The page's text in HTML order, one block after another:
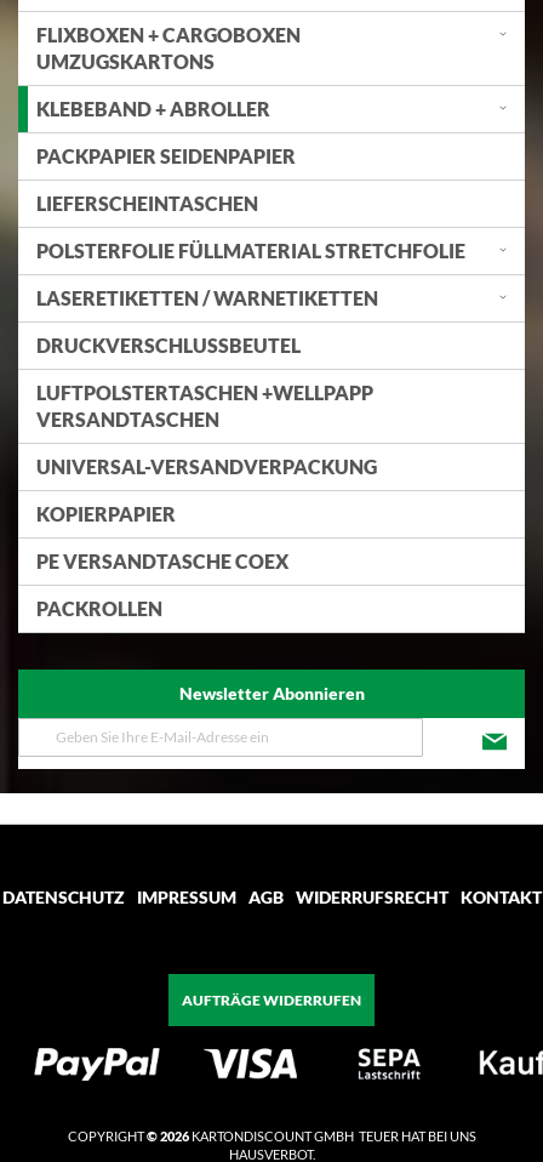
FLIXBOXEN + CARGOBOXEN
UMZUGSKARTONS
KLEBEBAND + ABROLLER
PACKPAPIER SEIDENPAPIER
LIEFERSCHEINTASCHEN
POLSTERFOLIE FÜLLMATERIAL STRETCHFOLIE
LASERETIKETTEN / WARNETIKETTEN
DRUCKVERSCHLUSSBEUTEL
LUFTPOLSTERTASCHEN +WELLPAPP
VERSANDTASCHEN
UNIVERSAL-VERSANDVERPACKUNG
KOPIERPAPIER
PE VERSANDTASCHE COEX
PACKROLLEN
Newsletter Abonnieren
Melden
Sie
unseren
DATENSCHUTZ
IMPRESSUM AGB WIDERRUFSRECHT KONTAKT
AUFTRÄGE WIDERRUFEN
COPYRIGHT© 2026KARTONDISCOUNT GMBH TEUER HAT BEI UNS
HAUSVERBOT.